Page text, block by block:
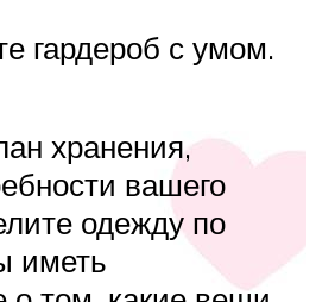
гардероб с умом.
хранения,
вашего
одежду по
иметь